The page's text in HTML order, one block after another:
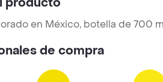
en México, botella de 700
de compra